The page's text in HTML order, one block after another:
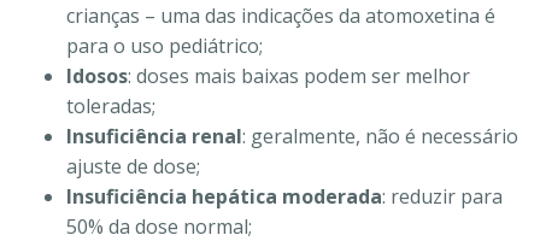
crianças – uma das indicações da atomoxetina é
para o uso pediátrico;
Idosos: doses mais baixas podem ser melhor
toleradas;
Insuficiência renal: geralmente, não é necessário
ajuste de dose;
Insuficiência hepática moderada: reduzir para
50% da dose normal;